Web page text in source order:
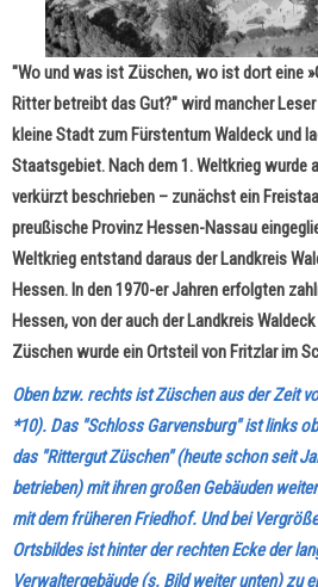
"Wo und was ist Züschen, wo ist dort eine
Ritter betreibt das Gut?" wird mancher
kleine Stadt zum Fürstentum Waldeck und
Staatsgebiet. Nach dem 1. Weltkrieg wurde
verkürzt beschrieben – zunächst ein
preußische Provinz Hessen-Nassau
Weltkrieg entstand daraus der Landkreis
Hessen. In den 1970-er Jahren erfolgten
Hessen, von der auch der Landkreis
Züschen wurde ein Ortsteil von Fritzlar im
Oben bzw. rechts ist Züschen aus der Zeit
*10). Das "Schloss Garvensburg" ist links
das "Rittergut Züschen" (heute schon seit
betrieben) mit ihren großen Gebäuden
mit dem früheren Friedhof. Und bei
Ortsbildes ist hinter der rechten Ecke der
Verwaltergebäude (s. Bild weiter unten) zu